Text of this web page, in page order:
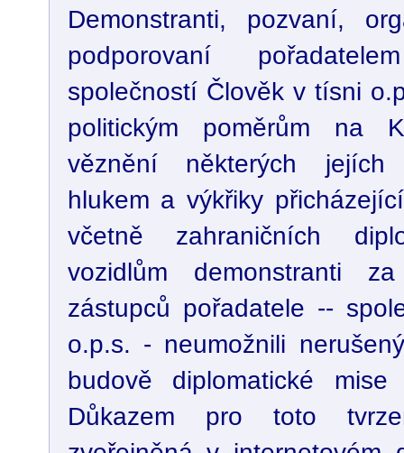
Demonstranti, pozvaní,
podporovaní
společností Člověk v tísni
politickým poměrům na
věznění některých jejích
hlukem a výkřiky
včetně zahraničních
vozidlům demonstranti
zástupců pořadatele --
o.p.s. - neumožnili
budově diplomatické mise
Důkazem pro toto